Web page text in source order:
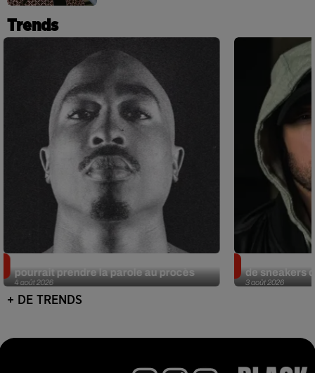
Trends
4 août 2026
pourrait prendre la parole au procès
3 août 2026
de sneakers
+ DE TRENDS